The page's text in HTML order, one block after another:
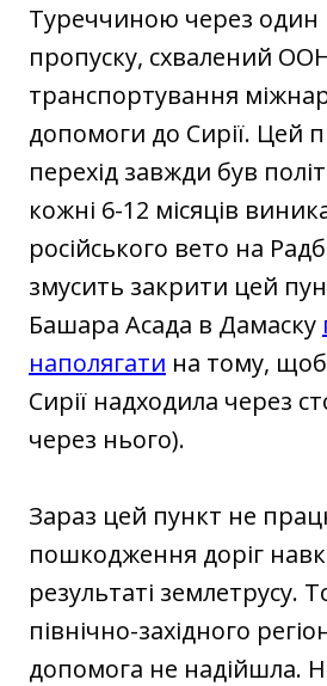
Туреччиною через один
пропуску, схвалений
транспортування
допомоги до Сирії. Цей
перехід завжди був
кожні 6-12 місяців
російського вето на
змусить закрити цей
Башара Асада в Дамаску
наполягати на тому,
Сирії надходила через
через нього).
Зараз цей пункт не
пошкодження доріг
результаті землетрусу.
північно-західного
допомога не надійшла.